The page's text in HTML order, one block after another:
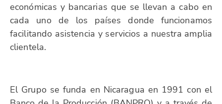
económicas y bancarias que se llevan a cabo en
cada uno de los países donde funcionamos
facilitando asistencia y servicios a nuestra amplia
clientela.
El Grupo se funda en Nicaragua en 1991 con el